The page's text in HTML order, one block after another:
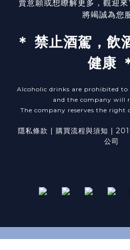
賣意願或想瞭解更多，觀迎
將竭誠為您
＊ 禁止酒駕，飲
健康
Alcoholic drinks are prohibited to
and the company will
The company reserves the right
隱私條款 | ​ 購買流程與須知 |
公司